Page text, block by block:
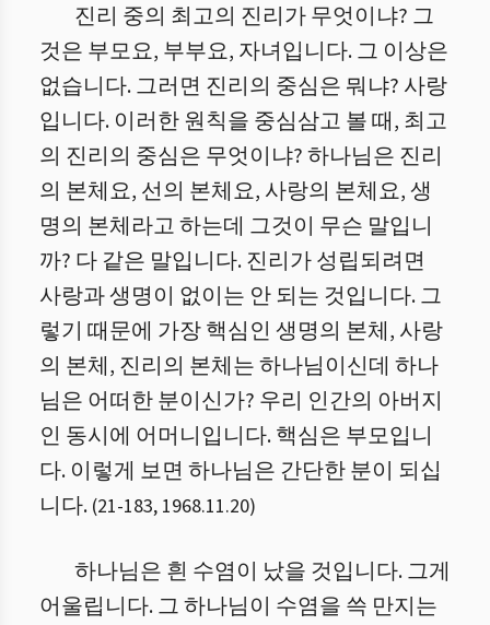
진리 중의 최고의 진리가 무엇이냐? 그
것은 부모요, 부부요, 자녀입니다. 그 이상은
없습니다. 그러면 진리의 중심은 뭐냐? 사랑
입니다. 이러한 원칙을 중심삼고 볼 때, 최고
의 진리의 중심은 무엇이냐? 하나님은 진리
의 본체요, 선의 본체요, 사랑의 본체요, 생
명의 본체라고 하는데 그것이 무슨 말입니
까? 다 같은 말입니다. 진리가 성립되려면
사랑과 생명이 없이는 안 되는 것입니다. 그
렇기 때문에 가장 핵심인 생명의 본체, 사랑
의 본체, 진리의 본체는 하나님이신데 하나
님은 어떠한 분이신가? 우리 인간의 아버지
인 동시에 어머니입니다. 핵심은 부모입니
다. 이렇게 보면 하나님은 간단한 분이 되십
니다. (21-183, 1968.11.20)
하나님은 흰 수염이 났을 것입니다. 그게
어울립니다. 그 하나님이 수염을 쓱 만지는